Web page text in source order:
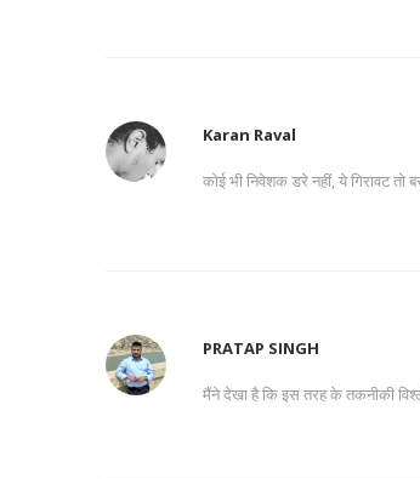
Karan Raval
कोई भी निवेशक डरे नहीं, ये गिरावट
PRATAP SINGH
मैंने देखा है कि इस तरह के तकनीकी